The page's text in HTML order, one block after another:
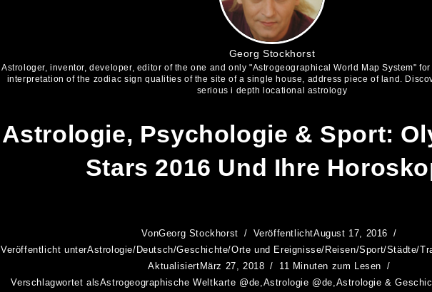
Georg Stockhorst
Astrologer, inventor, developer, editor of the one and only "Astrogeographical World Map System"
interpretation of the zodiac sign qualities of the site of a single house, address piece of land.
serious i depth locational astrology
Astrologie, Psychologie & Sport:
Stars 2016 Und Ihre
VonGeorg Stockhorst VeröffentlichtAugust 17, 2016
Veröffentlicht unterAstrologie/ Deutsch/Geschichte/Orte und Ereignisse/ Reisen/Sport/Städte/
Aktualisiert März 27, 2018
11 Minuten zum Lesen
Verschlagwortet alsAstrogeographische Weltkarte @de,Astrologie @de,Astrologie &